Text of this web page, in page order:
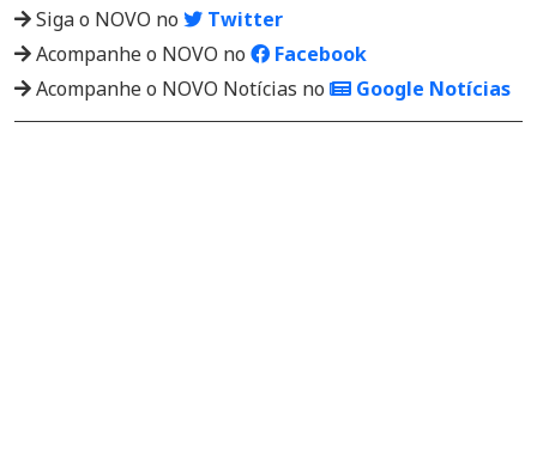
Siga o NOVO no
Twitter
Acompanhe o NOVO no
Facebook
Acompanhe o NOVO Notícias no
Google Notícias